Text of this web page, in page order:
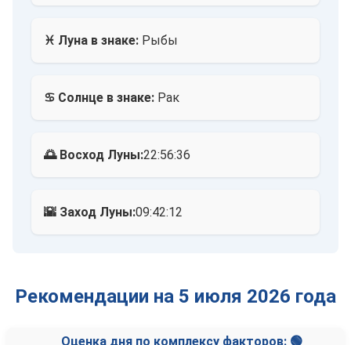
♓ Луна в знаке: Рыбы
♋ Солнце в знаке: Рак
🌅 Восход Луны:22:56:36
🌇 Заход Луны:09:42:12
Рекомендации на 5 июля 2026 года
Оценка дня по комплексу факторов: 🟢